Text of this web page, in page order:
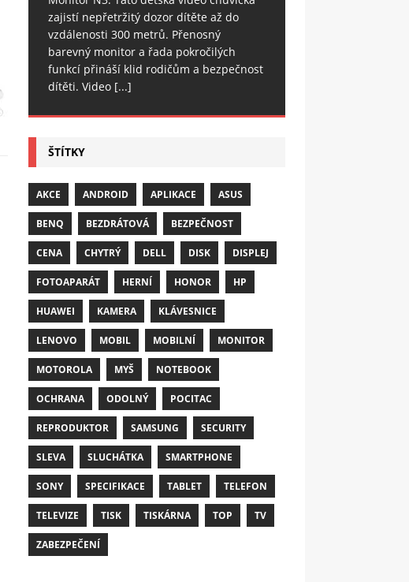
zajistí nepřetržitý dozor dítěte až do
vzdálenosti 300 metrů. Přenosný
barevný monitor a řada pokročilých
funkcí přináší klid rodičům a bezpečnost
dítěti. Video [...]
ŠTÍTKY
AKCE ANDROID APLIKACE ASUS
BENQ BEZDRÁTOVÁ BEZPEČNOST
CENA CHYTRÝ DELL DISK DISPLEJ
FOTOAPARÁT HERNÍ HONOR HP
HUAWEI KAMERA KLÁVESNICE
LENOVO MOBIL MOBILNÍ MONITOR
MOTOROLA MYŠ NOTEBOOK
OCHRANA ODOLNÝ POCITAC
REPRODUKTOR SAMSUNG SECURITY
SLEVA SLUCHÁTKA SMARTPHONE
SONY SPECIFIKACE TABLET TELEFON
TELEVIZE TISK TISKÁRNA TOP TV
ZABEZPEČENÍ